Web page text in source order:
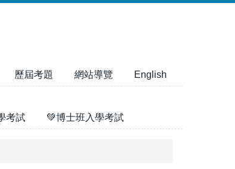
歷屆考題 網站導覽 English
考試 💚博士班入學考試